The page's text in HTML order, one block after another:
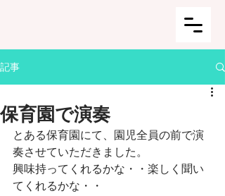
記事
保育園で演奏
とある保育園にて、園児全員の前で演
奏させていただきました。
興味持ってくれるかな・・楽しく聞い
てくれるかな・・